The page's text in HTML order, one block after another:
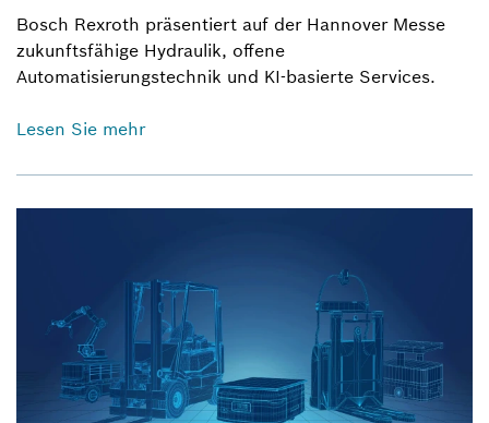
Bosch Rexroth präsentiert auf der Hannover Messe
zukunftsfähige Hydraulik, offene
Automatisierungstechnik und KI-basierte Services.
Lesen Sie mehr